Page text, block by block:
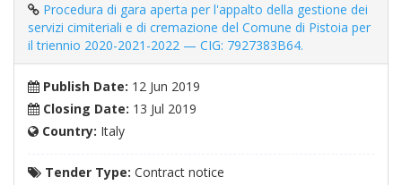
Procedura di gara aperta per l'appalto della gestione dei
servizi cimiteriali e di cremazione del Comune di Pistoia per
il triennio 2020-2021-2022 — CIG: 7927383B64.
Publish Date: 12 Jun 2019
Closing Date: 13 Jul 2019
Country: Italy
Tender Type: Contract notice